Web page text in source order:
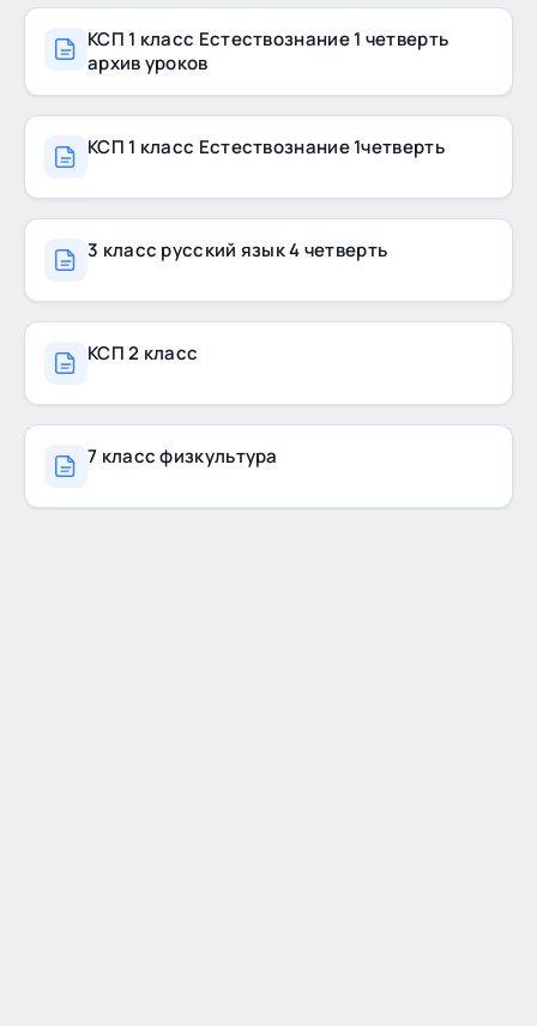
КСП 1 класс Естествознание 1 четверть
архив уроков
КСП 1 класс Естествознание 1четверть
3 класс русский язык 4 четверть
КСП 2 класс
7 класс физкультура